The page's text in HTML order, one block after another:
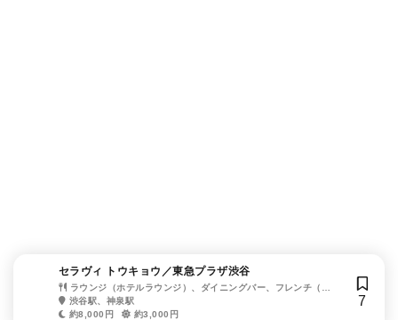
セラヴィ トウキョウ／東急プラザ渋谷
ラウンジ（ホテルラウンジ）、ダイニングバー、フレンチ（フ
ランス料理）、イタリアン（イタリア料理）
渋谷駅、神泉駅
約8,000円
約3,000円
7